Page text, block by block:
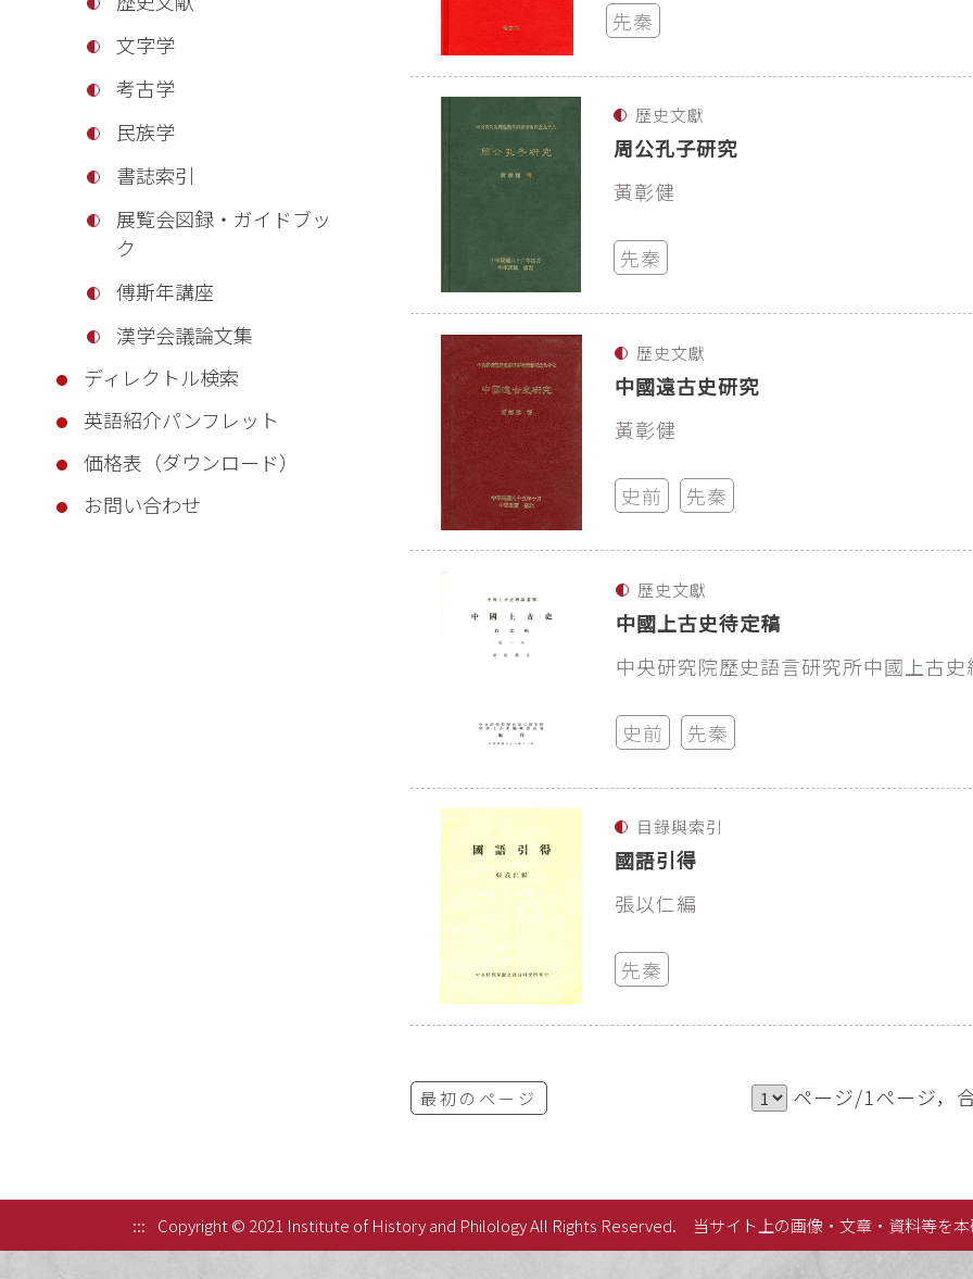
文字学
考古学
民族学
書誌索引
展覧会図録・ガイドブッ
ク
傅斯年講座
漢学会議論文集
ディレクトル検索
英語紹介パンフレット
価格表（ダウンロード）
お問い合わせ
先秦
歷史文獻
周公孔子研究
黃彰健
先秦
歷史文獻
中國遠古史研究
黃彰健
史前 先秦
歷史文獻
中國上古史待定稿
中央研究院歷史語言研究所中國上古史
史前 先秦
目錄與索引
國語引得
張以仁編
先秦
ページ/1ページ，
最初のページ
::: Copyright © 2021 Institute of History and Philology All Rights Reserved. 当サイト上の画像・文章・資料等を